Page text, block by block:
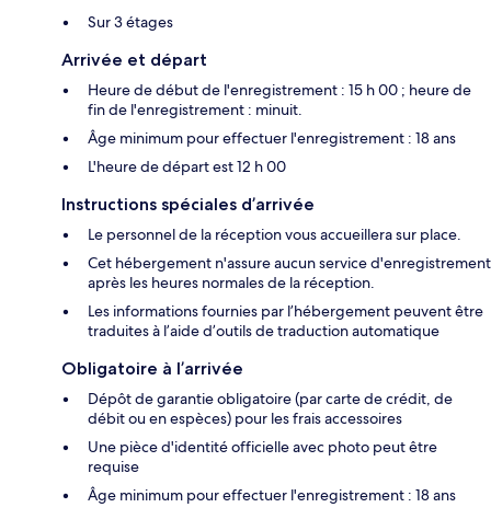
Sur 3 étages
Arrivée et départ
Heure de début de l'enregistrement : 15 h 00 ; heure de
fin de l'enregistrement : minuit.
Âge minimum pour effectuer l'enregistrement : 18 ans
L'heure de départ est 12 h 00
Instructions spéciales d’arrivée
Le personnel de la réception vous accueillera sur place.
Cet hébergement n'assure aucun service d'enregistrement
après les heures normales de la réception.
Les informations fournies par l’hébergement peuvent être
traduites à l’aide d’outils de traduction automatique
Obligatoire à l’arrivée
Dépôt de garantie obligatoire (par carte de crédit, de
débit ou en espèces) pour les frais accessoires
Une pièce d'identité officielle avec photo peut être
requise
Âge minimum pour effectuer l'enregistrement : 18 ans